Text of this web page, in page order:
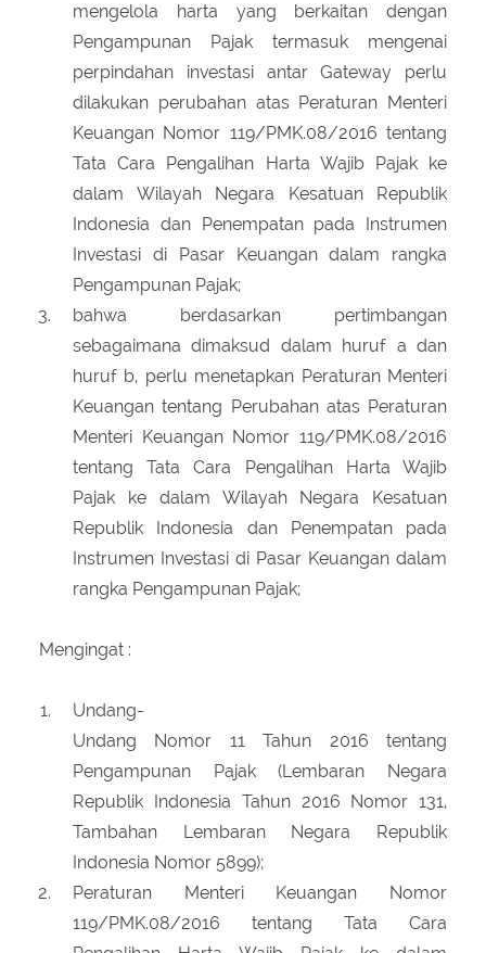
mengelola harta yang berkaitan dengan
Pengampunan Pajak termasuk mengenai
perpindahan investasi antar Gateway perlu
dilakukan perubahan atas Peraturan Menteri
Keuangan Nomor 119/PMK.08/2016 tentang
Tata Cara Pengalihan Harta Wajib Pajak ke
dalam Wilayah Negara Kesatuan Republik
Indonesia dan Penempatan pada Instrumen
Investasi di Pasar Keuangan dalam rangka
Pengampunan Pajak;
bahwa berdasarkan pertimbangan
sebagaimana dimaksud dalam huruf a dan
huruf b, perlu menetapkan Peraturan Menteri
Keuangan tentang Perubahan atas Peraturan
Menteri Keuangan Nomor 119/PMK.08/2016
tentang Tata Cara Pengalihan Harta Wajib
Pajak ke dalam Wilayah Negara Kesatuan
Republik Indonesia dan Penempatan pada
Instrumen Investasi di Pasar Keuangan dalam
rangka Pengampunan Pajak;
Mengingat :
Undang-
Undang Nomor 11 Tahun 2016 tentang
Pengampunan Pajak (Lembaran Negara
Republik Indonesia Tahun 2016 Nomor 131,
Tambahan Lembaran Negara Republik
Indonesia Nomor 5899);
Peraturan Menteri Keuangan Nomor
119/PMK.08/2016 tentang Tata Cara